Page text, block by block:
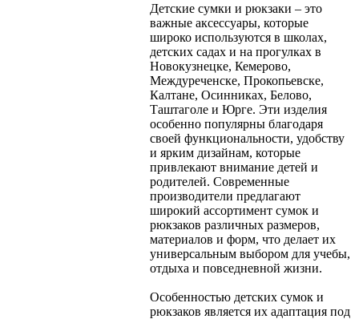
Детские сумки и рюкзаки – это
важные аксессуары, которые
широко используются в школах,
детских садах и на прогулках в
Новокузнецке, Кемерово,
Междуреченске, Прокопьевске,
Калтане, Осинниках, Белово,
Таштаголе и Юрге. Эти изделия
особенно популярны благодаря
своей функциональности, удобству
и ярким дизайнам, которые
привлекают внимание детей и
родителей. Современные
производители предлагают
широкий ассортимент сумок и
рюкзаков различных размеров,
материалов и форм, что делает их
универсальным выбором для учебы,
отдыха и повседневной жизни.
Особенностью детских сумок и
рюкзаков является их адаптация под